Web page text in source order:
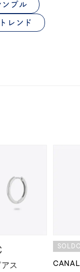
ンプル
レンド
ス